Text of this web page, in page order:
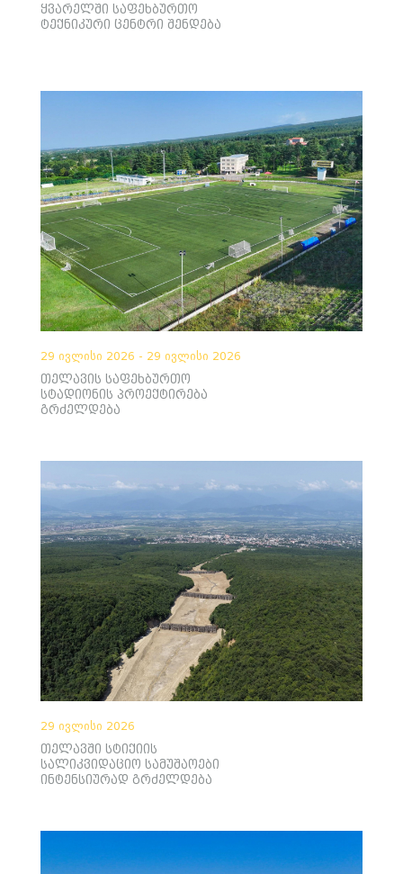
ყვარელში საფეხბურთო
ტექნიკური ცენტრი შენდება
29 ივლისი 2026 - 29 ივლისი 2026
თელავის საფეხბურთო
სტადიონის პროექტირება
გრძელდება
29 ივლისი 2026
თელავში სტიქიის
სალიკვიდაციო სამუშაოები
ინტენსიურად გრძელდება